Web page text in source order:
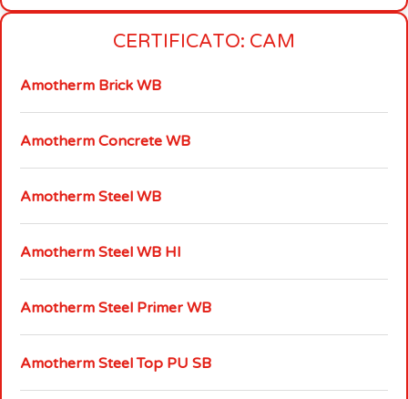
CERTIFICATO: CAM
Amotherm Brick WB
Amotherm Concrete WB
Amotherm Steel WB
Amotherm Steel WB HI
Amotherm Steel Primer WB
Amotherm Steel Top PU SB